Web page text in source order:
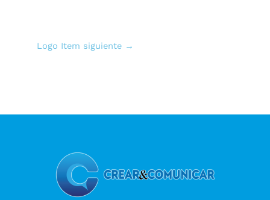
Logo Item siguiente →